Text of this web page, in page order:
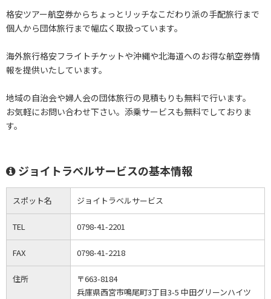
格安ツアー航空券からちょっとリッチなこだわり派の手配旅行まで
個人から団体旅行まで幅広く取扱っています。
海外旅行格安フライトチケットや沖縄や北海道へのお得な航空券情
報を提供いたしています。
地域の自治会や婦人会の団体旅行の見積もりも無料で行います。
お気軽にお問い合わせ下さい。添乗サービスも無料でしておりま
す。
ジョイトラベルサービスの基本情報
スポット名 ジョイトラベルサービス
TEL 0798-41-2201
FAX 0798-41-2218
住所
〒663-8184
兵庫県西宮市鳴尾町3丁目3-5 中田グリーンハイツ